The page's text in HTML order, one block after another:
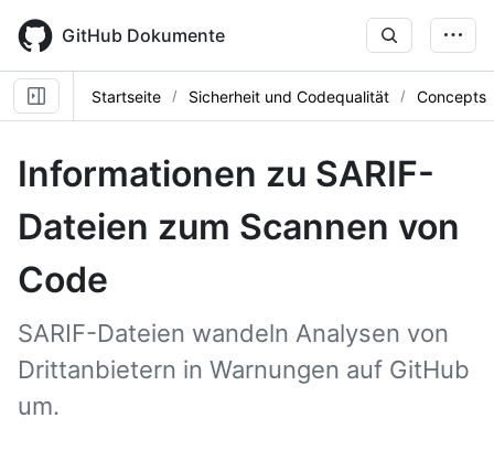
main
content
GitHub Dokumente
Startseite Sicherheit und Codequalität Concepts
Informationen zu SARIF-
Dateien zum Scannen von
Code
SARIF-Dateien wandeln Analysen von
Drittanbietern in Warnungen auf GitHub
um.